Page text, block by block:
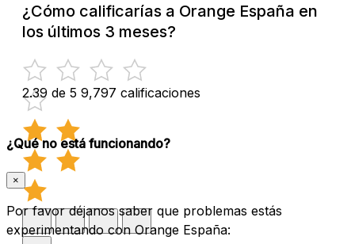
¿Cómo calificarías a Orange España en
los últimos 3 meses?
2.39 de 5 9,797 calificaciones
¿Qué no está funcionando?
×
Por favor déjanos saber que problemas estás
experimentando con Orange España: